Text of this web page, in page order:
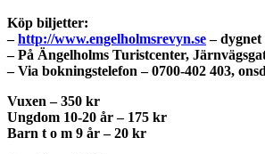
Köp biljetter:
–http://www.engelholmsrevyn.se–
– På Ängelholms Turistcenter,
– Via bokningstelefon – 0700-402 403,
Vuxen – 350 kr
Ungdom 10-20 år – 175 kr
Barn t o m 9 år – 20 kr